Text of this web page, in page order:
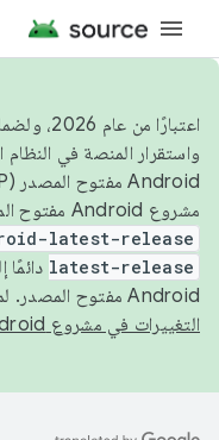
اعتبارًا
واستقرار المنصة في
مشروع Android مفتوح المصدر والمساهمة فيه، استخدِم
latest-release
latest-release
Android مفتوح المصدر. لمزيد من المعلومات، يُرجى الاطّلاع على
التغييرات في مشروع Android مفتوح المصدر